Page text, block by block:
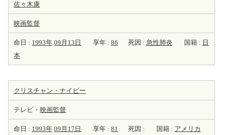
佐々木康
映画監督
命日 : 1993年 09月13日 享年 : 86 死因 : 急性肺炎 国籍 : 日
本
クリスチャン・ナイビー
テレビ・ 映画監督
命日 : 1993年 09月17日 享年 : 81 死因 : 国籍 : アメリカ